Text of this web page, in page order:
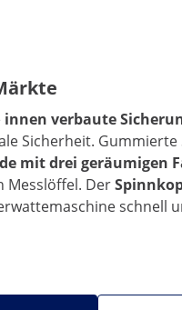
innen verbaute
Sicherheit.
mit drei geräumigen
Messlöffel. Der
schnell